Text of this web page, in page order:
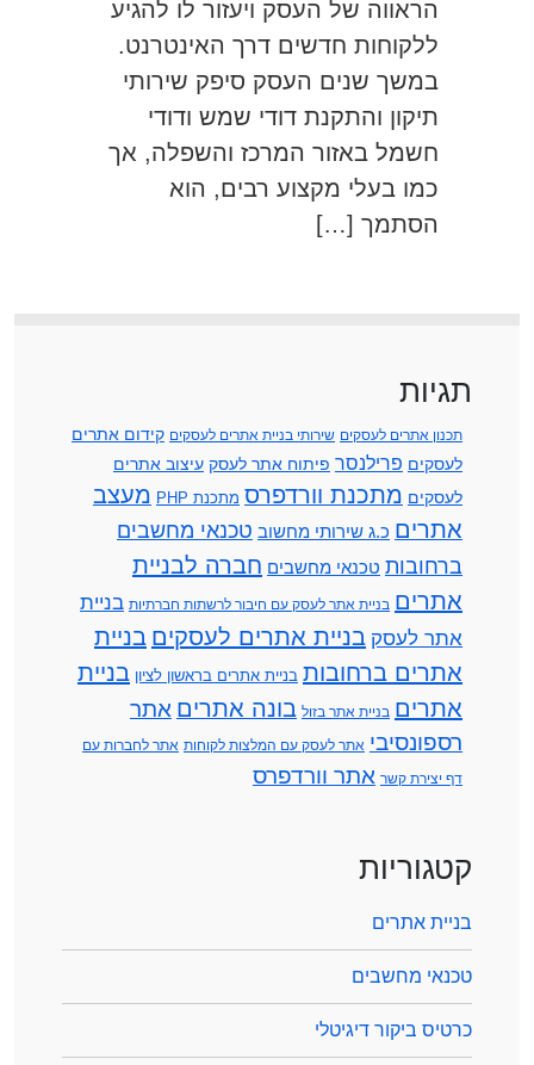
הראווה של העסק ויעזור לו להגיע
ללקוחות חדשים דרך האינטרנט.
במשך שנים העסק סיפק שירותי
תיקון והתקנת דודי שמש ודודי
חשמל באזור המרכז והשפלה, אך
כמו בעלי מקצוע רבים, הוא
הסתמך […]
תגיות
תכנון אתרים לעסקים שירותי בניית אתרים לעסקים קידום אתרים
לעסקים פרילנסר פיתוח אתר לעסק עיצוב אתרים
לעסקים מתכנת וורדפרס מתכנת PHP
מעצב
אתרים כ.ג שירותי מחשוב טכנאי מחשבים
ברחובות טכנאי מחשבים חברה לבניית
אתרים בניית אתר לעסק עם חיבור לרשתות חברתיות בניית
אתר לעסק בניית אתרים לעסקים בניית
אתרים ברחובות בניית אתרים בראשון לציון בניית
אתרים בניית אתר בזול בונה אתרים אתר
רספונסיבי אתר לעסק עם המלצות לקוחות אתר לחברות עם
דף יצירת קשר אתר וורדפרס
קטגוריות
בניית אתרים
טכנאי מחשבים
כרטיס ביקור דיגיטלי